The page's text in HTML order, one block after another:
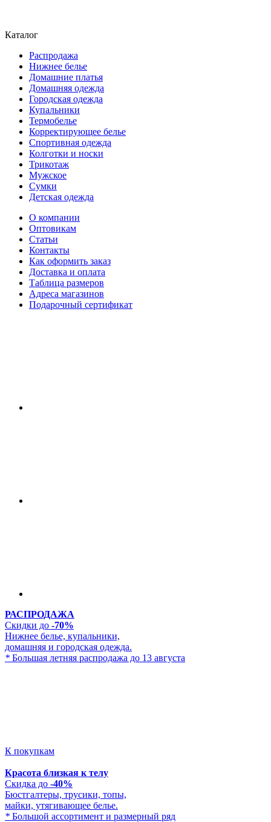
Каталог
Распродажа
Нижнее белье
Домашние платья
Домашняя одежда
Городская одежда
Купальники
Термобелье
Корректирующее белье
Спортивная одежда
Колготки и носки
Трикотаж
Мужское
Сумки
Детская одежда
О компании
Оптовикам
Статьи
Контакты
Как оформить заказ
Доставка и оплата
Таблица размеров
Адреса магазинов
Подарочный сертификат
РАСПРОДАЖА
Скидки до -70%
Нижнее белье, купальники,
домашняя и городская одежда.
* Большая летняя распродажа до 13 августа
К покупкам
Красота близкая к телу
Скидка до -40%
Бюстгалтеры, трусики, топы,
майки, утягивающее белье.
* Большой ассортимент и размерный ряд